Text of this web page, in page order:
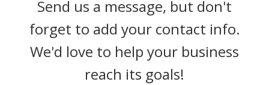
Send us a message, but don't
forget to add your contact info.
We'd love to help your business
reach its goals!